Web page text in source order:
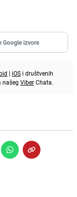
Google izvore
| iOS i društvenih
našeg ViberChata.